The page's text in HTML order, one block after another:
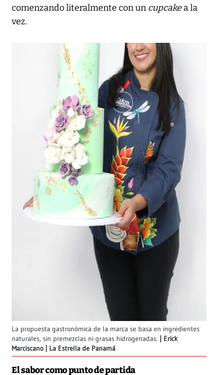
comenzando literalmente con un cupcakea la
vez.
La propuesta gastronómica de la marca se basa en ingredientes
naturales, sin premezclas ni grasas hidrogenadas.
Erick
Marciscano | La Estrella de Panamá
El sabor como punto de partida